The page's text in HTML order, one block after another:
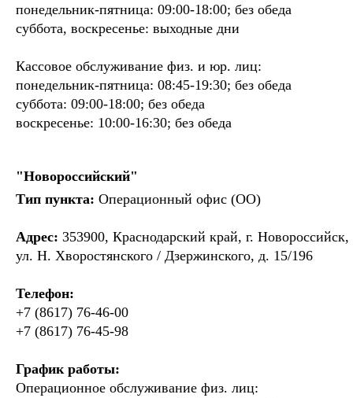
понедельник-пятница: 09:00-18:00; без обеда
суббота, воскресенье: выходные дни
Кассовое обслуживание физ. и юр. лиц:
понедельник-пятница: 08:45-19:30; без обеда
суббота: 09:00-18:00; без обеда
воскресенье: 10:00-16:30; без обеда
"Новороссийский"
Тип пункта: Операционный офис (ОО)
Адрес: 353900, Краснодарский край, г.
ул. Н. Хворостянского / Дзержинского, д. 15/196
Телефон:
+7 (8617) 76-46-00
+7 (8617) 76-45-98
График работы:
Операционное обслуживание физ. лиц: